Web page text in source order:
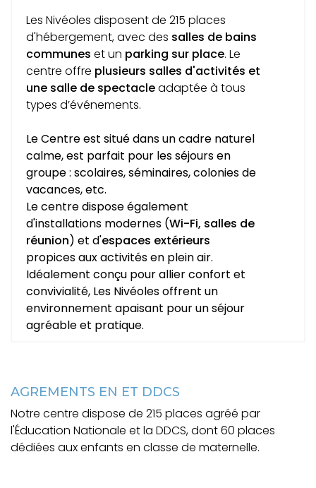
Les Nivéoles disposent de 215 places
d'hébergement, avec des salles de bains
communes et un parking sur place. Le
centre offre plusieurs salles d'activités et
une salle de spectacleadaptée à tous
types d’événements.
Le Centre est situé dans un cadre naturel
calme, est parfait pour les séjours en
groupe : scolaires, séminaires, colonies de
vacances, etc.
Le centre dispose également
d'installations modernes (Wi-Fi, salles de
réunion) et d'espaces extérieurs
propices aux activités en plein air.
Idéalement conçu pour allier confort et
convivialité, Les Nivéoles offrent un
environnement apaisant pour un séjour
agréable et pratique.
AGREMENTS EN ET DDCS
Notre centre dispose de 215 places agréé par
l'Éducation Nationale et la DDCS, dont 60 places
dédiées aux enfants en classe de maternelle.